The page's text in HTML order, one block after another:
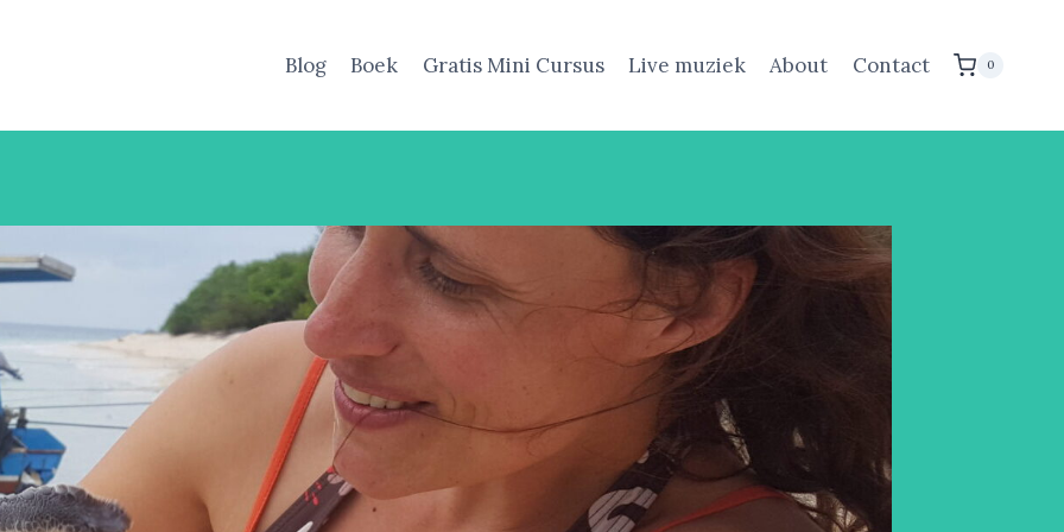
Blog Boek Gratis Mini Cursus Live muziek About Contact 0